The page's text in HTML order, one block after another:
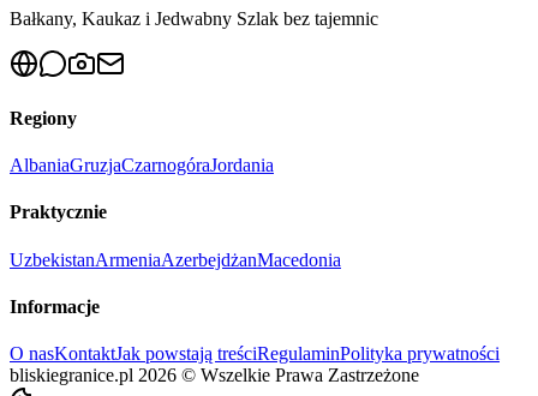
Bałkany, Kaukaz i Jedwabny Szlak bez tajemnic
Regiony
AlbaniaGruzjaCzarnogóraJordania
Praktycznie
UzbekistanArmeniaAzerbejdżanMacedonia
Informacje
O nasKontaktJak powstają treściRegulaminPolityka prywatności
bliskiegranice.pl 2026 © Wszelkie Prawa Zastrzeżone